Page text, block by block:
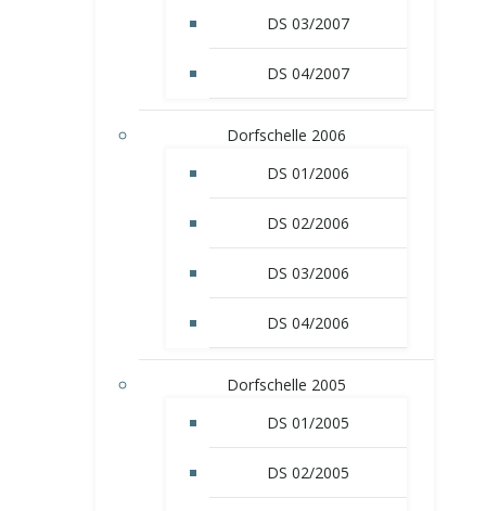
DS 03/2007
DS 04/2007
Dorfschelle 2006
DS 01/2006
DS 02/2006
DS 03/2006
DS 04/2006
Dorfschelle 2005
DS 01/2005
DS 02/2005